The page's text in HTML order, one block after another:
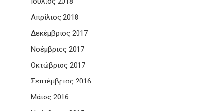
Απρίλιος 2018
Δεκέμβριος 2017
Νοέμβριος 2017
Οκτώβριος 2017
Σεπτέμβριος 2016
Μάιος 2016